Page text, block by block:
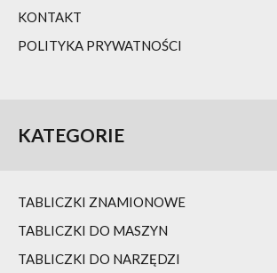
KONTAKT
POLITYKA PRYWATNOŚCI
KATEGORIE
TABLICZKI ZNAMIONOWE
TABLICZKI DO MASZYN
TABLICZKI DO NARZĘDZI